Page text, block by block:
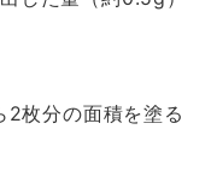
2枚分の面積を塗る